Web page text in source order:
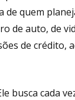
quem
de auto, de
de crédito,
busca cada